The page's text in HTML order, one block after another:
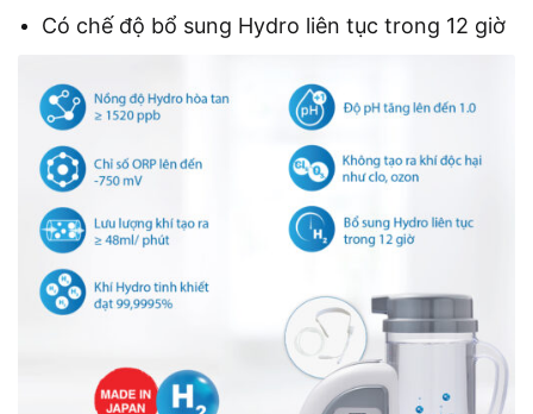
Có chế độ bổ sung Hydro liên tục trong 12 giờ